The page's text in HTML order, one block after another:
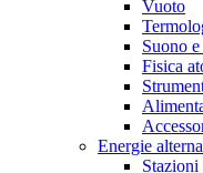
Vuoto
Suono
Fisica
Energie
Stazioni